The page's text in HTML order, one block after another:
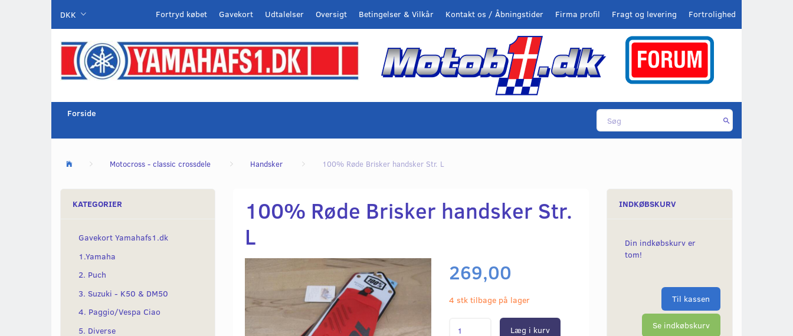
DKK Fortrolighed
Fragt og levering
Firma profil
Kontakt os / Åbningstider
Betingelser & Vilkår
Oversigt
Udtalelser
Gavekort
Fortryd købet
Forside
Motocross - classic crossdele Handsker 100% Røde Brisker handsker Str. L
KATEGORIER
Gavekort Yamahafs1.dk
1.Yamaha
2. Puch
3. Suzuki - K50 & DM50
4. Paggio/Vespa Ciao
5. Diverse
100% Røde Brisker handsker Str.
L
269,00
4 stk tilbage på lager
Læg i kurv
INDKØBSKURV
Din indkøbskurv er
tom!
Til kassen
Se indkøbskurv